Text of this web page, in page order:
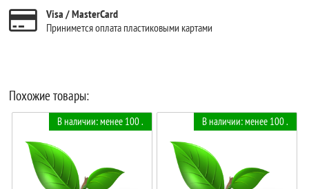
Visa / MasterCard
Принимется оплата пластиковыми картами
Похожие товары:
В наличии: менее 100 . В наличии: менее 100 .